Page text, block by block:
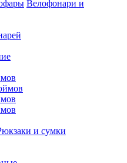
Велофонари и
и сумки